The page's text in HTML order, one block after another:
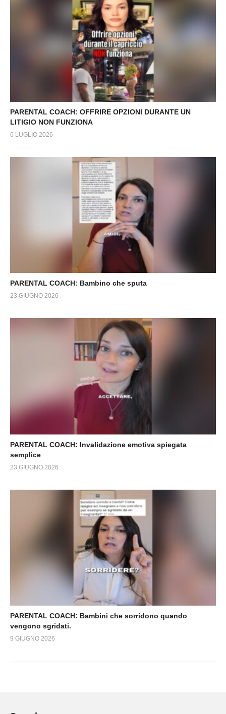
PARENTAL COACH: OFFRIRE OPZIONI DURANTE UN
LITIGIO NON FUNZIONA
6 LUGLIO 2026
PARENTAL COACH: Bambino che sputa
23 GIUGNO 2026
PARENTAL COACH: Invalidazione emotiva spiegata
semplice
23 GIUGNO 2026
PARENTAL COACH: Bambini che sorridono quando
vengono sgridati.
9 GIUGNO 2026